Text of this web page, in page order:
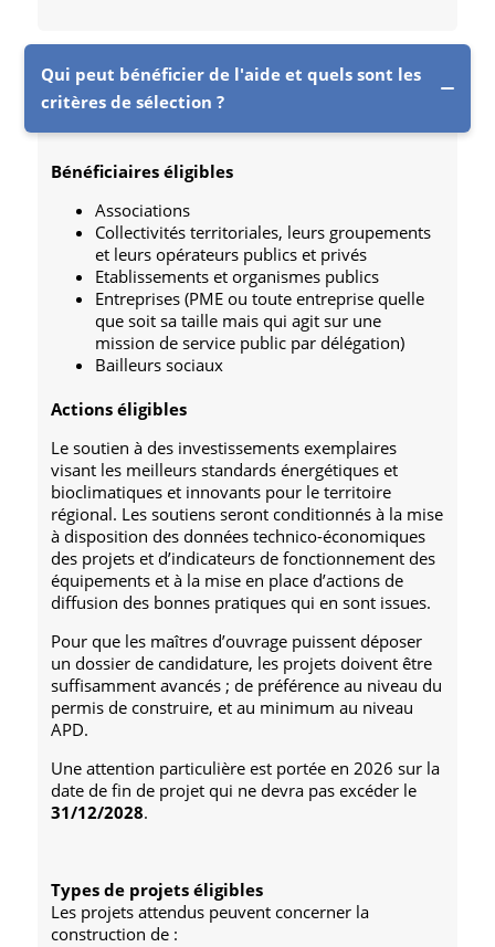
Qui peut bénéficier de l'aide et quels sont les
critères de sélection ?
Bénéficiaires éligibles
Associations
Collectivités territoriales, leurs groupements
et leurs opérateurs publics et privés
Etablissements et organismes publics
Entreprises (PME ou toute entreprise quelle
que soit sa taille mais qui agit sur une
mission de service public par délégation)
Bailleurs sociaux
Actions éligibles
Le soutien à des investissements exemplaires
visant les meilleurs standards énergétiques et
bioclimatiques et innovants pour le territoire
régional. Les soutiens seront conditionnés à la mise
à disposition des données technico-économiques
des projets et d’indicateurs de fonctionnement des
équipements et à la mise en place d’actions de
diffusion des bonnes pratiques qui en sont issues.
Pour que les maîtres d’ouvrage puissent déposer
un dossier de candidature, les projets doivent être
suffisamment avancés ; de préférence au niveau du
permis de construire, et au minimum au niveau
APD.
Une attention particulière est portée en 2026 sur la
date de fin de projet qui ne devra pas excéder le
31/12/2028.
Types de projets éligibles
Les projets attendus peuvent concerner la
construction de :